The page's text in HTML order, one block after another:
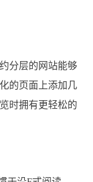
分层的网站能够
的页面上添加几
时拥有更轻松的